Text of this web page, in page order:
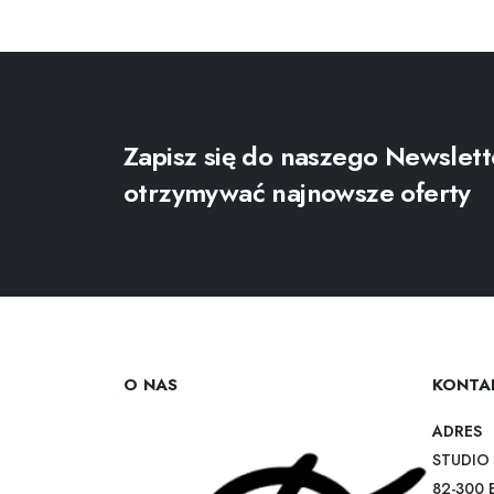
Zapisz się do naszego
otrzymywać najnowsze oferty
O NAS
ADRES
82-300